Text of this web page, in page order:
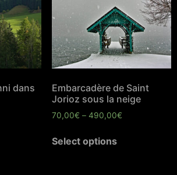
dans
Embarcadère de Saint
Jorioz sous la neige
70,00€ – 490,00€
Select options